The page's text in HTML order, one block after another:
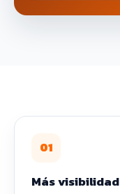
01
Más visibilidad